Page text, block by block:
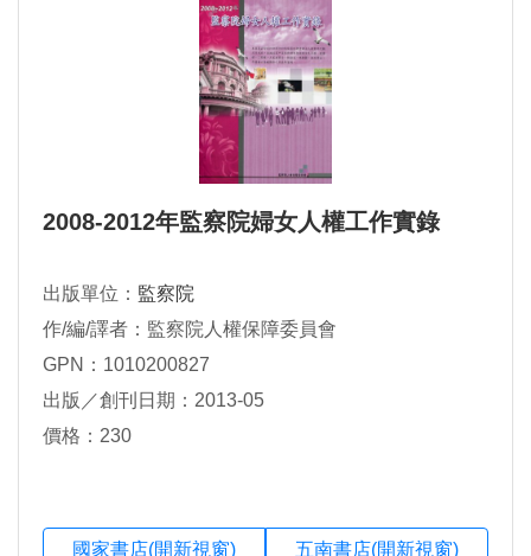
2008-2012年監察院婦女人權工作實錄
出版單位： 監察院
作/編/譯者：監察院人權保障委員會
GPN：1010200827
出版／創刊日期：2013-05
價格：230
國家書店(開新視窗) 五南書店(開新視窗)